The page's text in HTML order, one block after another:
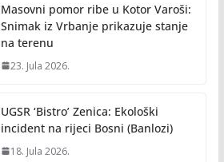
Masovni pomor ribe u Kotor Varoši:
Snimak iz Vrbanje prikazuje stanje
na terenu
23. Jula 2026.
UGSR ‘Bistro’ Zenica: Ekološki
incident na rijeci Bosni (Banlozi)
18. Jula 2026.